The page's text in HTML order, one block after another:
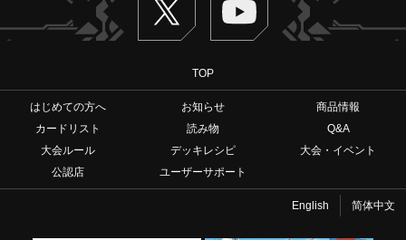
TOP
はじめての方へ お知らせ
商品情報
カードリスト
読み物
Q&A
大会ルール
デッキレシピ
大会・イベント
公認店
ユーザーサポート
English 简体中文